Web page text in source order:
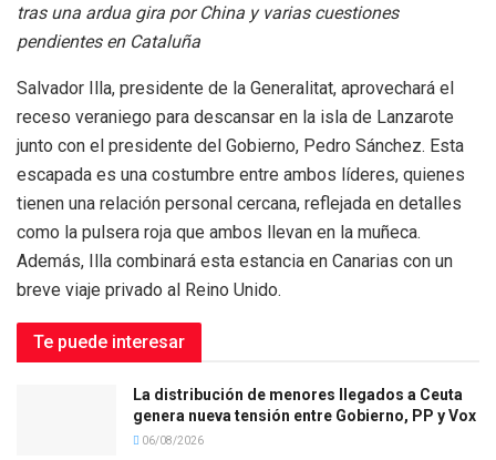
tras una ardua gira por China y varias cuestiones
pendientes en Cataluña
Salvador Illa, presidente de la Generalitat, aprovechará el
receso veraniego para descansar en la isla de Lanzarote
junto con el presidente del Gobierno, Pedro Sánchez. Esta
escapada es una costumbre entre ambos líderes, quienes
tienen una relación personal cercana, reflejada en detalles
como la pulsera roja que ambos llevan en la muñeca.
Además, Illa combinará esta estancia en Canarias con un
breve viaje privado al Reino Unido.
Te puede interesar
La distribución de menores llegados a Ceuta
genera nueva tensión entre Gobierno, PP y Vox
06/08/2026